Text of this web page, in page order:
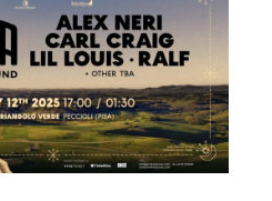
i
s
t
e
z
i
o
n
e